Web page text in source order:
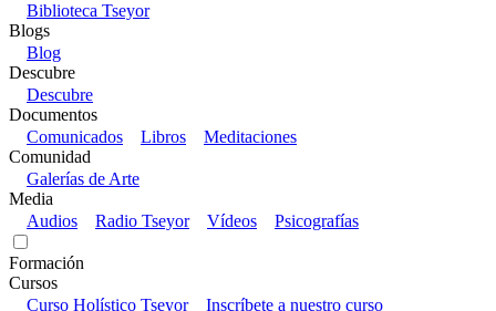
Biblioteca Tseyor
Blogs
Blog
Descubre
Descubre
Documentos
Comunicados
Libros
Meditaciones
Comunidad
Galerías de Arte
Media
Audios
Radio Tseyor Vídeos Psicografías
Formación
Cursos
Curso Holístico Tseyor
Inscríbete a nuestro curso